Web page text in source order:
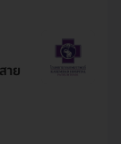
าย